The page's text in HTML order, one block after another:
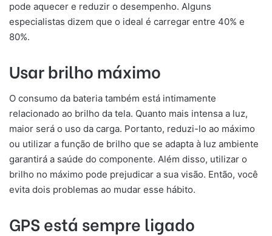
pode aquecer e reduzir o desempenho. Alguns
especialistas dizem que o ideal é carregar entre 40% e
80%.
Usar brilho máximo
O consumo da bateria também está intimamente
relacionado ao brilho da tela. Quanto mais intensa a luz,
maior será o uso da carga. Portanto, reduzi-lo ao máximo
ou utilizar a função de brilho que se adapta à luz ambiente
garantirá a saúde do componente. Além disso, utilizar o
brilho no máximo pode prejudicar a sua visão. Então, você
evita dois problemas ao mudar esse hábito.
GPS está sempre ligado